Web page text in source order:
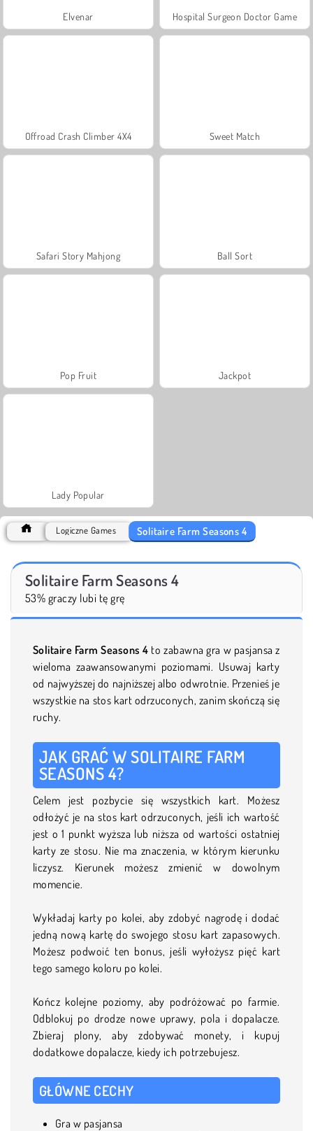
Elvenar Hospital Surgeon Doctor Game
Offroad Crash Climber 4X4 Sweet Match
Safari Story Mahjong Ball Sort
Pop Fruit Jackpot
Lady Popular
Logiczne Games Solitaire Farm Seasons 4
Solitaire Farm Seasons 4
53% graczy lubi tę grę
Solitaire Farm Seasons 4 to zabawna gra w pasjansa z
wieloma zaawansowanymi poziomami. Usuwaj karty
od najwyższej do najniższej albo odwrotnie. Przenieś je
wszystkie na stos kart odrzuconych, zanim skończą się
ruchy.
JAK GRAĆ W SOLITAIRE FARM
SEASONS 4?
Celem jest pozbycie się wszystkich kart. Możesz
odłożyć je na stos kart odrzuconych, jeśli ich wartość
jest o 1 punkt wyższa lub niższa od wartości ostatniej
karty ze stosu. Nie ma znaczenia, w którym kierunku
liczysz. Kierunek możesz zmienić w dowolnym
momencie.
Wykładaj karty po kolei, aby zdobyć nagrodę i dodać
jedną nową kartę do swojego stosu kart zapasowych.
Możesz podwoić ten bonus, jeśli wyłożysz pięć kart
tego samego koloru po kolei.
Kończ kolejne poziomy, aby podróżować po farmie.
Odblokuj po drodze nowe uprawy, pola i dopalacze.
Zbieraj plony, aby zdobywać monety, i kupuj
dodatkowe dopalacze, kiedy ich potrzebujesz.
GŁÓWNE CECHY
Gra w pasjansa